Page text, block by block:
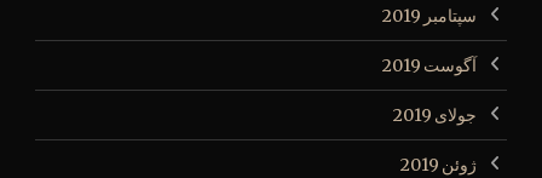
سپتامبر 2019
آگوست 2019
جولای 2019
ژوئن 2019